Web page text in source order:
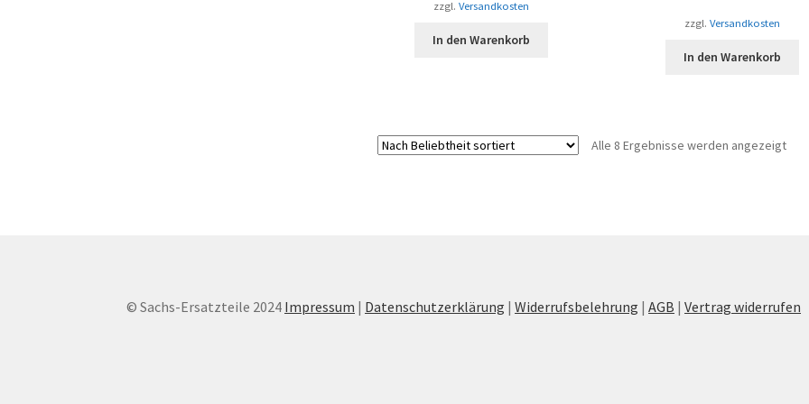
zzgl.Versandkosten
In den Warenkorb
zzgl. Versandkosten
In den Warenkorb
Alle 8 Ergebnisse werden angezeigtNach
© Sachs-Ersatzteile 2024 Impressum | Datenschutzerklärung |Widerrufsbelehrung |AGB |Vertrag widerrufen